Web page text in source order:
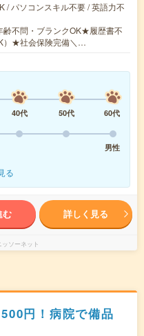
/ パソコンスキル不要 / 英語力不
不問・ブランクOK★履歴書不
）★社会保険完備＼…
40代 50代
60代
男性
る
む 詳しく見る
ソーネット
円！病院で備品